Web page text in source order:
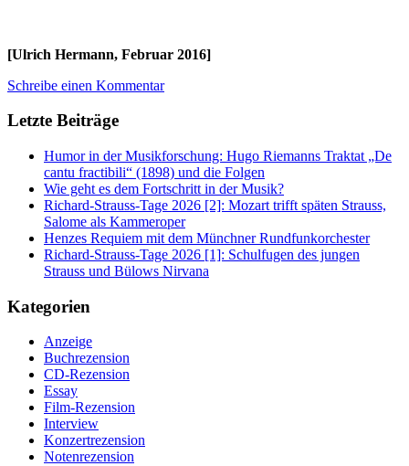
[Ulrich Hermann, Februar 2016]
Schreibe einen Kommentar
Letzte Beiträge
Humor in der Musikforschung: Hugo Riemanns Traktat „De
cantu fractibili“ (1898) und die Folgen
Wie geht es dem Fortschritt in der Musik?
Richard-Strauss-Tage 2026 [2]: Mozart trifft späten Strauss,
Salome als Kammeroper
Henzes Requiem mit dem Münchner Rundfunkorchester
Richard-Strauss-Tage 2026 [1]: Schulfugen des jungen
Strauss und Bülows Nirvana
Kategorien
Anzeige
Buchrezension
CD-Rezension
Essay
Film-Rezension
Interview
Konzertrezension
Notenrezension